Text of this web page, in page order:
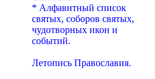
* Алфавитный список
святых, соборов святых,
чудотворных икон и
событий.
Летопись Православия.